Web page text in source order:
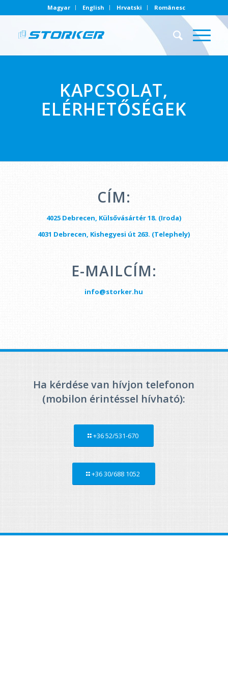
Magyar English Hrvatski Românesc
KAPCSOLAT,
ELÉRHETŐSÉGEK
CÍM:
4025 Debrecen, Külsővásártér 18. (Iroda)
4031 Debrecen, Kishegyesi út 263. (Telephely)
E-MAILCÍM:
info@storker.hu
Ha kérdése van hívjon telefonon
(mobilon érintéssel hívható):
+36 52/531-670
+36 30/688 1052